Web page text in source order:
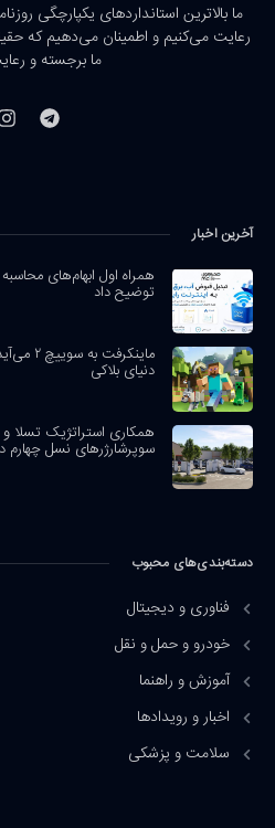
ما بالاترین استانداردهای یکپارچگی
رعایت می‌کنیم و اطمینان می‌دهیم که
ما برجسته و
آخرین اخبار
همراه اول ابهام‌های
توضیح داد
دنیای بلاکی
سوپرشارژرهای نسل چهارم
دسته‌بندی‌های محبوب
فناوری و دیجیتال
خودرو و حمل و نقل
آموزش و راهنما
اخبار و رویدادها
سلامت و پزشکی